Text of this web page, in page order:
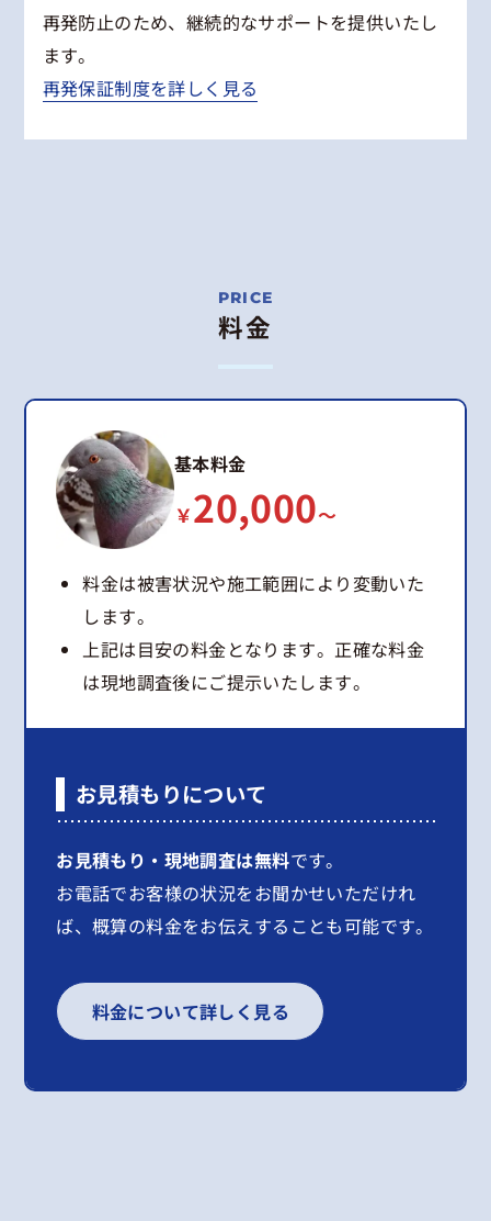
再発防止のため、継続的なサポートを提供いたし
ます。
再発保証制度を詳しく見る
料金
基本料金
￥20,000～
料金は被害状況や施工範囲により変動いた
します。
上記は目安の料金となります。正確な料金
は現地調査後にご提示いたします。
お見積もりについて
お見積もり・現地調査は無料です。
お電話でお客様の状況をお聞かせいただけれ
ば、概算の料金をお伝えすることも可能です。
料金について詳しく見る